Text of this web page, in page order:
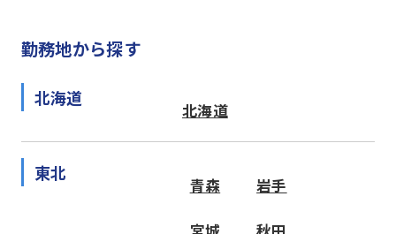
勤務地から探す
北海道
北海道
東北
青森 岩手